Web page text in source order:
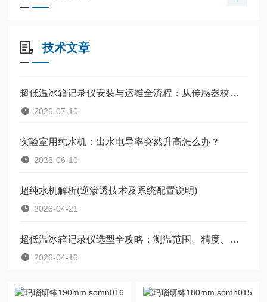
技术文章
超低温冰箱记录仪安装与运维全流程：从传感器校准、数据备份到年度校验，一文讲透
2026-07-10
实验室用纯水机：出水电导率突然升高怎么办？
2026-06-10
超纯水机解析(逆渗透技术及系统配置说明)
2026-04-21
超低温冰箱记录仪选型全攻略：测温范围、精度、存储容量与续航指南
2026-04-16